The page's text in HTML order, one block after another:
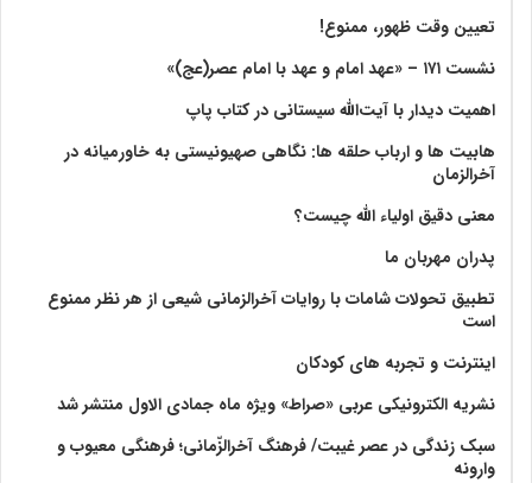
تعیین وقت ظهور، ممنوع!
نشست ۱۷۱ – «عهد امام و عهد با امام عصر(عج)»
اهمیت دیدار با آیت‌الله سیستانی در کتاب پاپ
هابیت ها و ارباب حلقه ها: نگاهی صهیونیستی به خاورمیانه در
آخرالزمان
معنی دقیق اولیاء الله چیست؟
پدران مهربان ما
تطبیق تحولات شامات با روایات آخرالزمانی شیعی از هر نظر ممنوع
است
اینترنت و تجربه های کودکان
نشریه الکترونیکی عربی «صراط» ویژه ماه جمادی الاول منتشر شد
سبک زندگی در عصر غیبت/ فرهنگ آخرالزّمانی؛ فرهنگی معیوب و
وارونه